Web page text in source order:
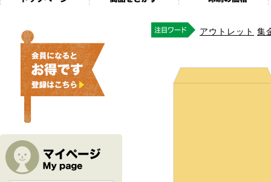
アウトレット 集